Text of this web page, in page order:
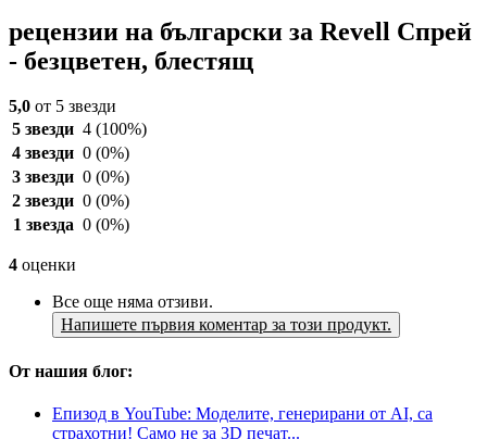
рецензии на български за Revell Спрей
- безцветен, блестящ
5,0 от 5 звезди
5 звезди 4 (100%)
4 звезди 0 (0%)
3 звезди 0 (0%)
2 звезди 0 (0%)
1 звезда 0 (0%)
4 оценки
Все още няма отзиви.
Напишете първия коментар за този продукт.
От нашия блог:
Епизод в YouTube: Моделите, генерирани от AI, са
страхотни! Само не за 3D печат...